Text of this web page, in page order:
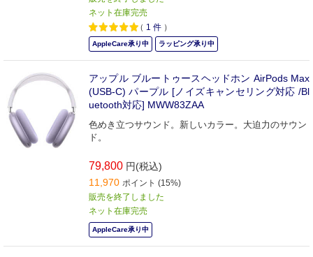
ネット在庫完売
（ 1 件 ）
AppleCare承り中 ラッピング承り中
アップル ブルートゥースヘッドホン AirPods Max
(USB-C) パープル [ノイズキャンセリング対応 /Bl
uetooth対応] MWW83ZAA
色めき立つサウンド。新しいカラー。大迫力のサウン
ド。
79,800 円(税込)
11,970 ポイント (15%)
販売を終了しました
ネット在庫完売
AppleCare承り中